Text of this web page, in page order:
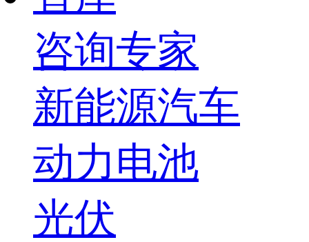
咨询专家
新能源汽车
动力电池
光伏